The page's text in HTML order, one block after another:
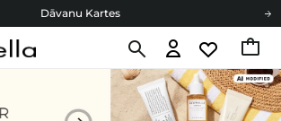
Dāvanu Kartes
Cosibella lojalitātes programma